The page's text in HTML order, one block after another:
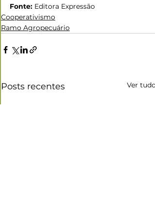
Fonte: Editora Expressão
Cooperativismo
Ramo Agropecuário
Posts recentes Ver tudo